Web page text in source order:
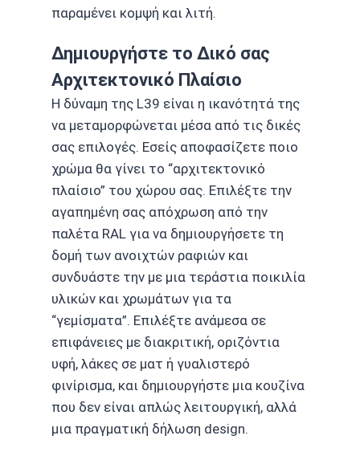
παραμένει κομψή και λιτή.
Δημιουργήστε το Δικό σας
Αρχιτεκτονικό Πλαίσιο
Η δύναμη της L39 είναι η ικανότητά της
να μεταμορφώνεται μέσα από τις δικές
σας επιλογές. Εσείς αποφασίζετε ποιο
χρώμα θα γίνει το “αρχιτεκτονικό
πλαίσιο” του χώρου σας. Επιλέξτε την
αγαπημένη σας απόχρωση από την
παλέτα RAL για να δημιουργήσετε τη
δομή των ανοιχτών ραφιών και
συνδυάστε την με μια τεράστια ποικιλία
υλικών και χρωμάτων για τα
“γεμίσματα”. Επιλέξτε ανάμεσα σε
επιφάνειες με διακριτική, οριζόντια
υφή, λάκες σε ματ ή γυαλιστερό
φινίρισμα, και δημιουργήστε μια κουζίνα
που δεν είναι απλώς λειτουργική, αλλά
μια πραγματική δήλωση design.